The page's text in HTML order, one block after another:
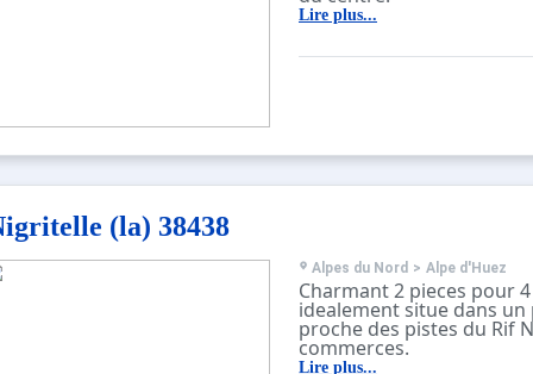
Il se compose d'un sejour
avec 2 lits superposes,
Salle de bain. WC separes.
TV (toutes les chaines ne
par rapport a l entree de
ANIMAUX INTERDITS
Ref.plan: G5
REMISE SUR FORFAITS
reservant au plus tard 10
date d arrivee)- Taxe de
Lire plus...
(la) 38438
Alpes du Nord > Alpe d'Huez
Charmant 2 pieces pour
idealement situe dans
proche des pistes du Rif
commerces.
Sejour avec un canape BZ
Lire plus...